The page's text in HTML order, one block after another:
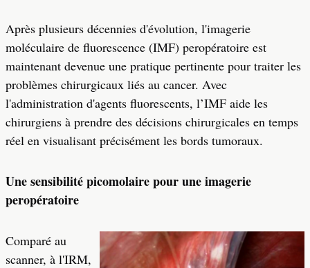
Après plusieurs décennies d'évolution, l'imagerie
moléculaire de fluorescence (IMF) peropératoire est
maintenant devenue une pratique pertinente pour traiter les
problèmes chirurgicaux liés au cancer. Avec
l'administration d'agents fluorescents, l’IMF aide les
chirurgiens à prendre des décisions chirurgicales en temps
réel en visualisant précisément les bords tumoraux.
Une sensibilité picomolaire pour une imagerie
peropératoire
Comparé au
scanner, à l'IRM,